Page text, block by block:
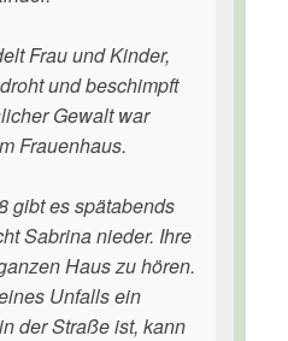
Frau und Kinder,
und beschimpft
Gewalt war
Frauenhaus.
gibt es spätabends
Sabrina nieder. Ihre
Haus zu hören.
Unfalls ein
der Straße ist, kann